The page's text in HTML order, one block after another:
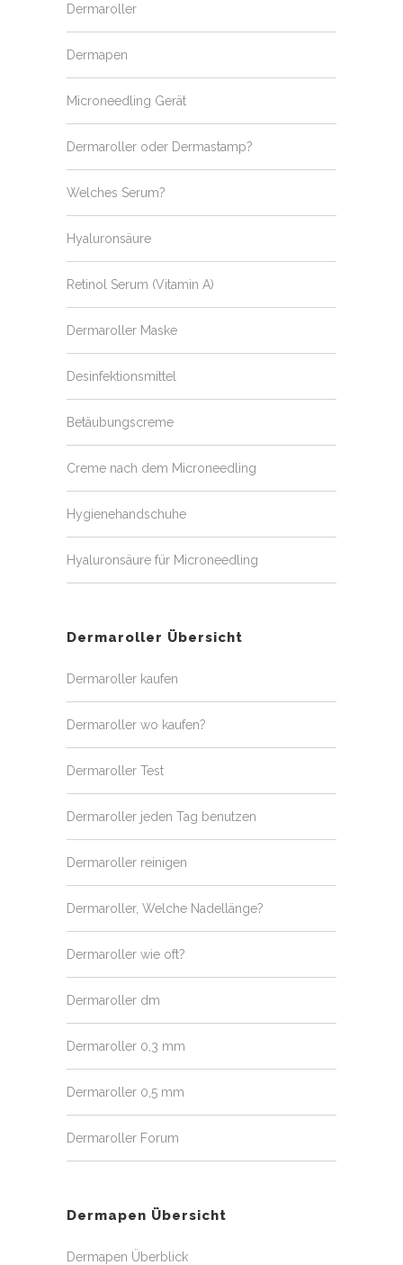
Dermaroller
Dermapen
Microneedling Gerät
Dermaroller oder Dermastamp?
Welches Serum?
Hyaluronsäure
Retinol Serum (Vitamin A)
Dermaroller Maske
Desinfektionsmittel
Betäubungscreme
Creme nach dem Microneedling
Hygienehandschuhe
Hyaluronsäure für Microneedling
Dermaroller Übersicht
Dermaroller kaufen
Dermaroller wo kaufen?
Dermaroller Test
Dermaroller jeden Tag benutzen
Dermaroller reinigen
Dermaroller, Welche Nadellänge?
Dermaroller wie oft?
Dermaroller dm
Dermaroller 0,3 mm
Dermaroller 0,5 mm
Dermaroller Forum
Dermapen Übersicht
Dermapen Überblick